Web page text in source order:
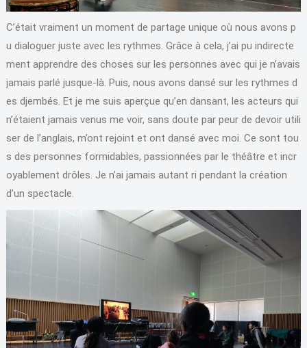
C’était vraiment un moment de partage unique où nous avons p
u dialoguer juste avec les rythmes. Grâce à cela, j’ai pu indirecte
ment apprendre des choses sur les personnes avec qui je n’avais
jamais parlé jusque-là. Puis, nous avons dansé sur les rythmes d
es djembés. Et je me suis aperçue qu’en dansant, les acteurs qui
n’étaient jamais venus me voir, sans doute par peur de devoir utili
ser de l’anglais, m’ont rejoint et ont dansé avec moi. Ce sont tou
s des personnes formidables, passionnées par le théâtre et incr
oyablement drôles. Je n’ai jamais autant ri pendant la création
d’un spectacle.